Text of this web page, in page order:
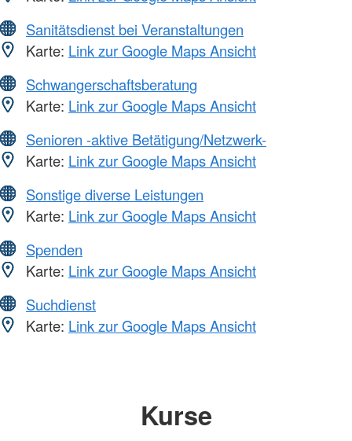
Sanitätsdienst bei Veranstaltungen
Karte: Link zur Google Maps Ansicht
Schwangerschaftsberatung
Karte: Link zur Google Maps Ansicht
Senioren -aktive Betätigung/Netzwerk-
Karte: Link zur Google Maps Ansicht
Sonstige diverse Leistungen
Karte: Link zur Google Maps Ansicht
Spenden
Karte: Link zur Google Maps Ansicht
Suchdienst
Karte: Link zur Google Maps Ansicht
Kurse